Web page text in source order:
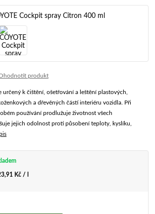
produkt
určený k čištění, ošetřování a leštění plastových,
a dřevěných částí interiéru vozidla. Při
používání prodlužuje životnost všech
jejich odolnost proti působení teploty, kyslíku,
Kč / l